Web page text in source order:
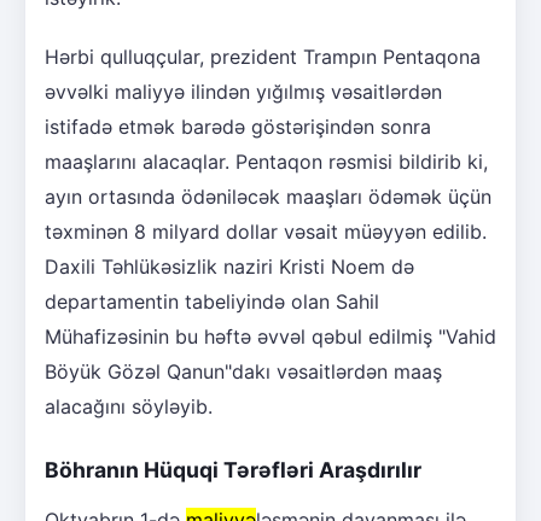
Hərbi qulluqçular, prezident Trampın Pentaqona
əvvəlki maliyyə ilindən yığılmış vəsaitlərdən
istifadə etmək barədə göstərişindən sonra
maaşlarını alacaqlar. Pentaqon rəsmisi bildirib ki,
ayın ortasında ödəniləcək maaşları ödəmək üçün
təxminən 8 milyard dollar vəsait müəyyən edilib.
Daxili Təhlükəsizlik naziri Kristi Noem də
departamentin tabeliyində olan Sahil
Mühafizəsinin bu həftə əvvəl qəbul edilmiş "Vahid
Böyük Gözəl Qanun"dakı vəsaitlərdən maaş
alacağını söyləyib.
Böhranın Hüquqi Tərəfləri Araşdırılır